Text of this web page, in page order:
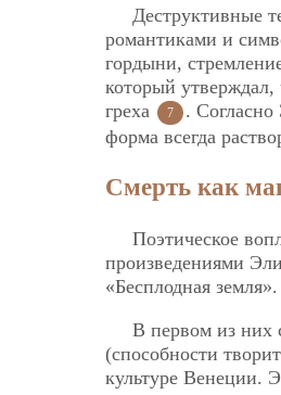
Деструктивные
романтиками и
гордыни,
который утверждал,
греха
7
.
форма всегда
Смерть как
Поэтическое
произведениями
«Бесплодная земля».
В первом из них
(способности
культуре Венеции.